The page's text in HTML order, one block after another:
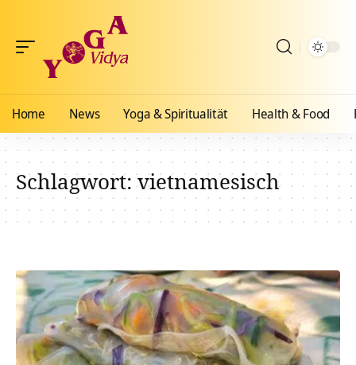
Home News Yoga & Spiritualität Health & Food
Schlagwort:vietnamesisch